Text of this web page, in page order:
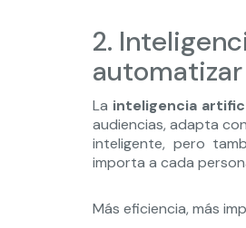
2.
automatizar
La inteligencia
audiencias, adapta
inteligente, pero
importa a cada
Más eficiencia, más